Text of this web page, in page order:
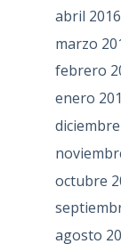
abril 2016
marzo
febrero
enero
octubre
agosto